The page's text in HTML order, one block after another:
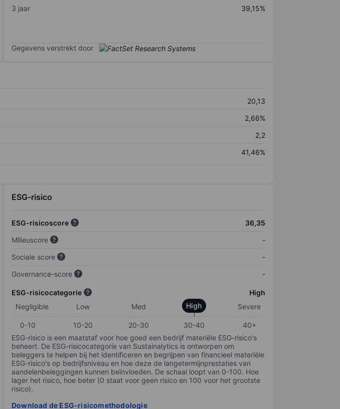
3 jaar
39,15%
Gegevens verstrekt door
20,13
2,66%
2,2
41,46%
ESG-risico
ESG-risicoscore
36,35
Milieuscore
-
Sociale score
-
Governance-score
-
ESG-risicocategorie
High
Negligible
Low Med High Severe
0-10 10-20 20-30 30-40
40+
ESG-risico is een maatstaf voor hoe goed een bedrijf materiële ESG-risico's
beheert. De ESG-risicocategorie van Sustainalytics is ontworpen om
beleggers te helpen bij het identificeren en begrijpen van financieel materiële
ESG-risico's op bedrijfsniveau en hoe deze de langetermijnprestaties van
aandelenbeleggingen kunnen beïnvloeden. De schaal loopt van 0-100. Hoe
lager het risico, hoe beter (0 staat voor geen risico en 100 voor het grootste
risico).
Download de ESG-risicomethodologie